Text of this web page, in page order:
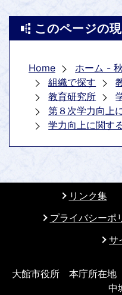
このページの
Home
ホーム -
組織で探す
教育研究所
第８次学力向上
学力向上に関す
リンク集
プライバシーポ
サ
大館市役所 本庁所在
中